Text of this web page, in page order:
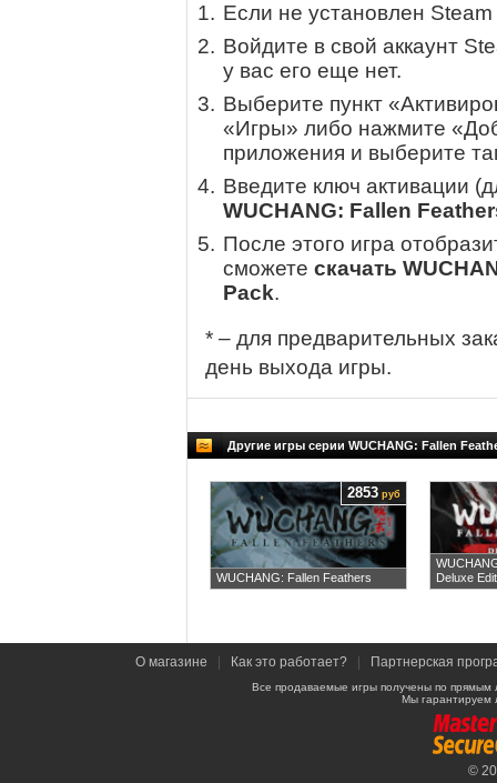
Если не установлен
Войдите в свой аккаунт
у вас его еще нет.
Выберите пункт
«Игры» либо нажмите
приложения и выберите
Введите ключ активации
WUCHANG: Fallen
После этого игра
сможете скачать
Pack.
* – для предварительных
день выхода игры.
Другие игры серии WUCHANG: Fallen
WUCHANG: Fallen Feathers
2853 руб
Deluxe
О магазине Как это работает? Партнерская
Все продаваемые игры получены по
Мы гарантируем
©